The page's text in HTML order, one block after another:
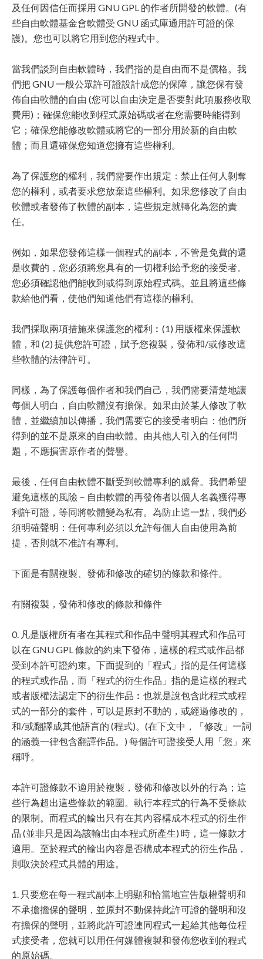
及任何因信任而採用 GNU GPL 的作者所開發的軟體。(有
些自由軟體基金會軟體受 GNU 函式庫通用許可證的保
護)。您也可以將它用到您的程式中。
當我們談到自由軟體時，我們指的是自由而不是價格。我
們把 GNU 一般公眾許可證設計成您的保障，讓您保有發
佈自由軟體的自由 (您可以自由決定是否要對此項服務收取
費用)；確保您能收到程式原始碼或者在您需要時能得到
它；確保您能修改軟體或將它的一部分用於新的自由軟
體；而且還確保您知道您擁有這些權利。
為了保護您的權利，我們需要作出規定：禁止任何人剝奪
您的權利，或者要求您放棄這些權利。如果您修改了自由
軟體或者發佈了軟體的副本，這些規定就轉化為您的責
任。
例如，如果您發佈這樣一個程式的副本，不管是免費的還
是收費的，您必須將您具有的一切權利給予您的接受者。
您必須確認他們能收到或得到原始程式碼。並且將這些條
款給他們看，使他們知道他們有這樣的權利。
我們採取兩項措施來保護您的權利︰(1) 用版權來保護軟
體，和 (2) 提供您許可證，賦予您複製，發佈和/或修改這
些軟體的法律許可。
同樣，為了保護每個作者和我們自己，我們需要清楚地讓
每個人明白，自由軟體沒有擔保。如果由於某人修改了軟
體，並繼續加以傳播，我們需要它的接受者明白：他們所
得到的並不是原來的自由軟體。由其他人引入的任何問
題，不應損害原作者的聲譽。
最後，任何自由軟體不斷受到軟體專利的威脅。我們希望
避免這樣的風險－自由軟體的再發佈者以個人名義獲得專
利許可證，等同將軟體變為私有。為防止這一點，我們必
須明確聲明：任何專利必須以允許每個人自由使用為前
提，否則就不准許有專利。
下面是有關複製、發佈和修改的確切的條款和條件。
有關複製，發佈和修改的條款和條件
0. 凡是版權所有者在其程式和作品中聲明其程式和作品可
以在 GNU GPL 條款的約束下發佈，這樣的程式或作品都
受到本許可證約束。下面提到的「程式」指的是任何這樣
的程式或作品，而「程式的衍生作品」指的是這樣的程式
或者版權法認定下的衍生作品︰也就是說包含此程式或程
式的一部分的套件，可以是原封不動的，或經過修改的，
和/或翻譯成其他語言的 (程式)。(在下文中，「修改」一詞
的涵義一律包含翻譯作品。) 每個許可證接受人用「您」來
稱呼。
本許可證條款不適用於複製，發佈和修改以外的行為；這
些行為超出這些條款的範圍。執行本程式的行為不受條款
的限制。而程式的輸出只有在其內容構成本程式的衍生作
品 (並非只是因為該輸出由本程式所產生) 時，這一條款才
適用。至於程式的輸出內容是否構成本程式的衍生作品，
則取決於程式具體的用途。
1. 只要您在每一程式副本上明顯和恰當地宣告版權聲明和
不承擔擔保的聲明，並原封不動保持此許可證的聲明和沒
有擔保的聲明，並將此許可證連同程式一起給其他每位程
式接受者，您就可以用任何媒體複製和發佈您收到的程式
的原始碼。